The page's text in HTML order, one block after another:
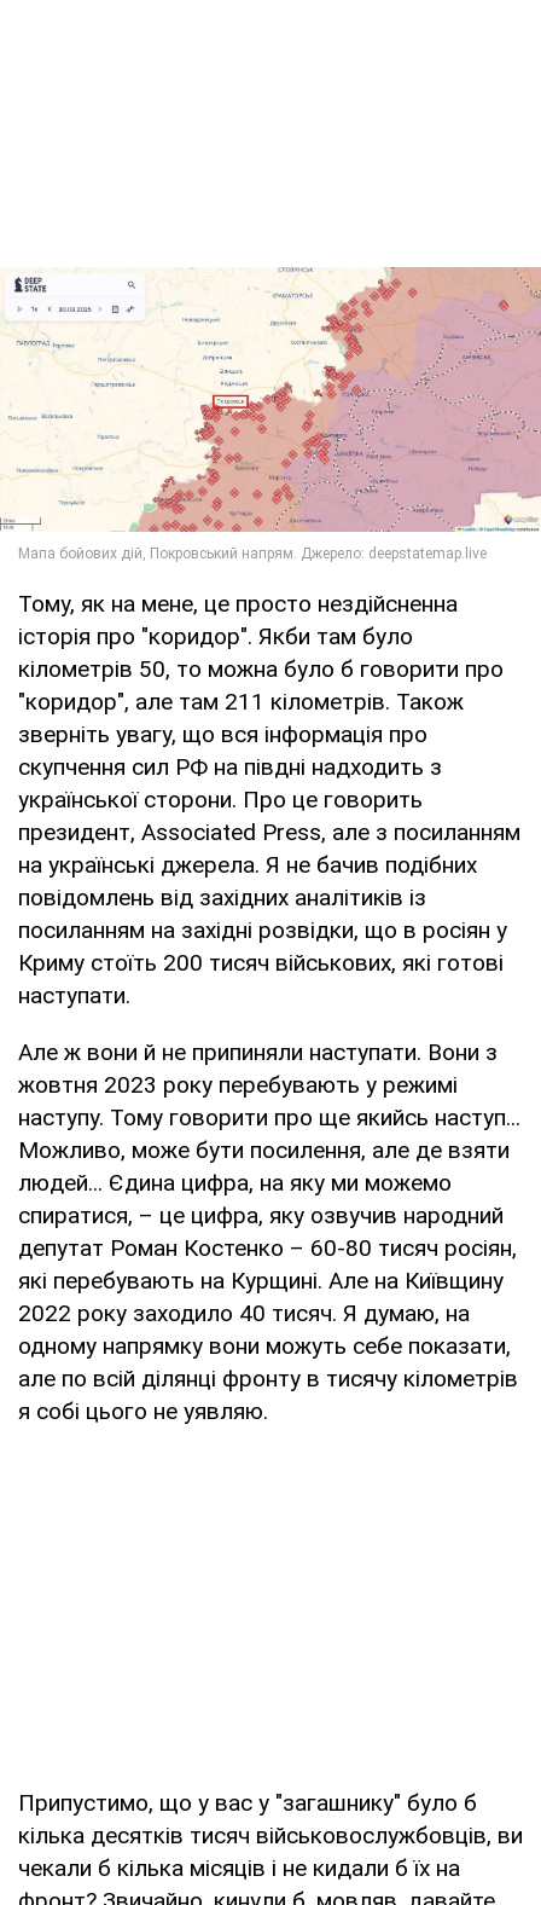
Тому, як на мене, це просто нездійсненна
історія про "коридор". Якби там було
кілометрів 50, то можна було б говорити про
"коридор", але там 211 кілометрів. Також
зверніть увагу, що вся інформація про
скупчення сил РФ на півдні надходить з
української сторони. Про це говорить
президент, Associated Press, але з посиланням
на українські джерела. Я не бачив подібних
повідомлень від західних аналітиків із
посиланням на західні розвідки, що в росіян у
Криму стоїть 200 тисяч військових, які готові
наступати.
Але ж вони й не припиняли наступати. Вони з
жовтня 2023 року перебувають у режимі
наступу. Тому говорити про ще якийсь наступ...
Можливо, може бути посилення, але де взяти
людей... Єдина цифра, на яку ми можемо
спиратися, – це цифра, яку озвучив народний
депутат Роман Костенко – 60-80 тисяч росіян,
які перебувають на Курщині. Але на Київщину
2022 року заходило 40 тисяч. Я думаю, на
одному напрямку вони можуть себе показати,
але по всій ділянці фронту в тисячу кілометрів
я собі цього не уявляю.
Припустимо, що у вас у "загашнику" було б
кілька десятків тисяч військовослужбовців, ви
чекали б кілька місяців і не кидали б їх на